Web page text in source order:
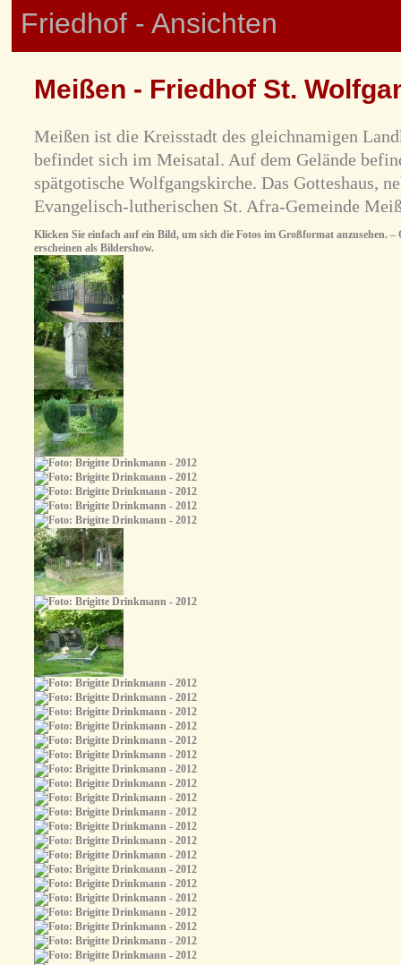
Friedhof - Ansichten
Meißen - Friedhof St.
Meißen ist die Kreisstadt des gleichnamigen
befindet sich im Meisatal. Auf dem Gelände
spätgotische Wolfgangskirche. Das Gotteshaus,
Evangelisch-lutherischen St. Afra-Gemeinde
Klicken Sie einfach auf ein Bild, um sich die Fotos im Großformat anzusehen. –
erscheinen als Bildershow.